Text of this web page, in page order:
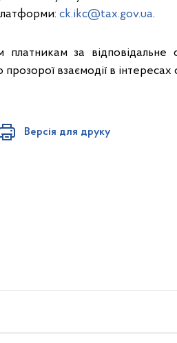
ck.ikc@tax.gov.ua.
за відповідальне
взаємодії в інтересах
Версія для друку